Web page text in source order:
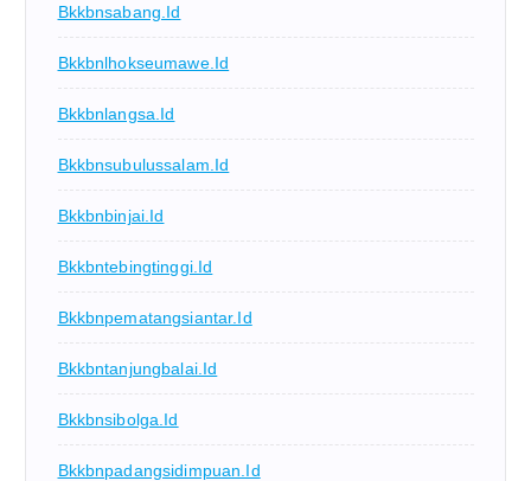
Bkkbnsabang.id
Bkkbnlhokseumawe.id
Bkkbnlangsa.id
Bkkbnsubulussalam.id
Bkkbnbinjai.id
Bkkbntebingtinggi.id
Bkkbnpematangsiantar.id
Bkkbntanjungbalai.id
Bkkbnsibolga.id
Bkkbnpadangsidimpuan.id